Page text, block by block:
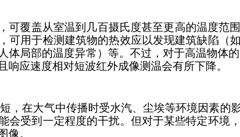
覆盖从室温到几百摄氏度甚至更高的温度范围
可用于检测建筑物的热效应以发现建筑缺陷（
体局部的温度异常）等。不过，对于高温物体
应速度相对短波红外成像测温会有所下降。
在大气中传播时受水汽、尘埃等环境因素的
会受到一定程度的干扰。但对于某些特定环境
像。